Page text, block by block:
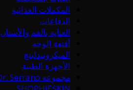
المكملات الغذائية
الدفاعات
العناية بالفم والأسنان
أقنعة الوجه
الميكرونيدلينج
الأجهزة الطبية
مجموعة Dr. Serrano